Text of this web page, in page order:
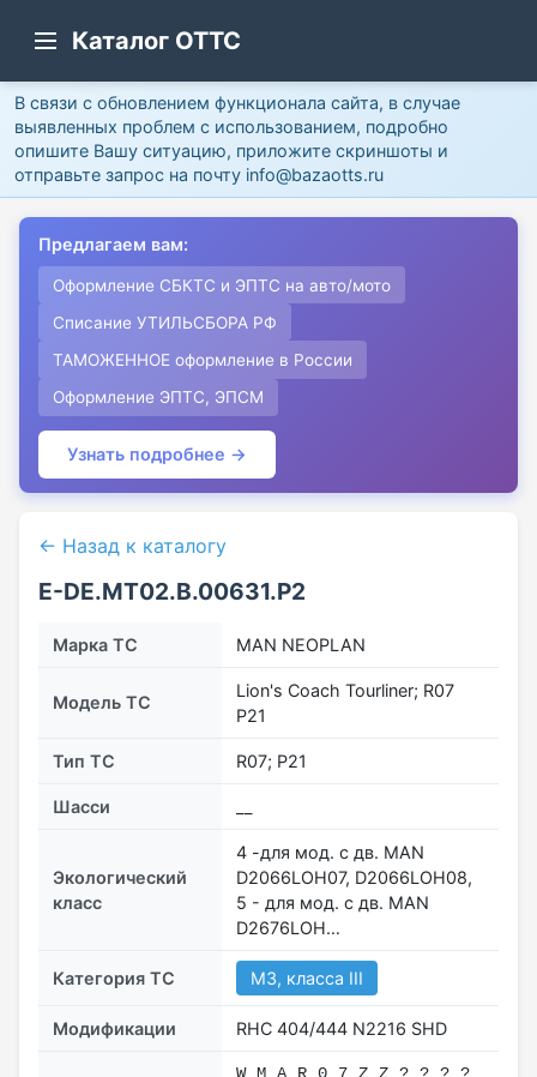
Каталог ОТТС
В связи с обновлением функционала сайта, в случае
выявленных проблем с использованием, подробно
опишите Вашу ситуацию, приложите скриншоты и
отправьте запрос на почту info@bazaotts.ru
Предлагаем вам:
Оформление СБКТС и ЭПТС на авто/мото
Списание УТИЛЬСБОРА РФ
ТАМОЖЕННОЕ оформление в России
Оформление ЭПТС, ЭПСМ
Узнать подробнее →
← Назад к каталогу
E-DE.MT02.В.00631.Р2
Марка ТС MAN NEOPLAN
Модель ТС
Lion's Coach Tourliner; R07
Р21
Тип ТС R07; Р21
Шасси
Экологический
класс
4 -для мод. с дв. MAN
D2066LOH07, D2066LOH08,
5 - для мод. с дв. MAN
D2676LOH…
Категория ТС M3, класса III
Модификации RHC 404/444 N2216 SHD